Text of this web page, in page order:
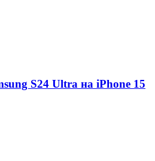
S24 Ultra на iPhone 15